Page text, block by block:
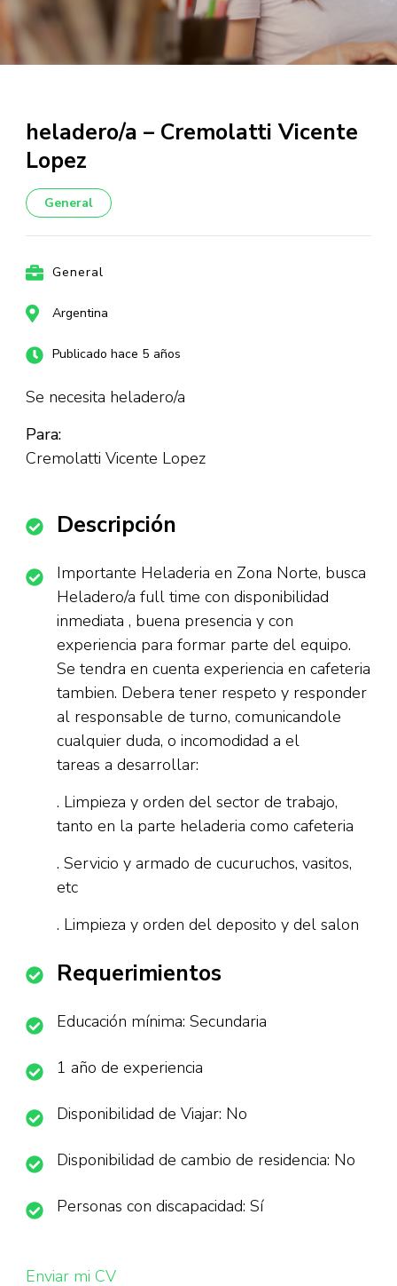
heladero/a – Cremolatti Vicente
Lopez
General
General
Argentina
Publicado hace 5 años
Se necesita heladero/a
Para:
Cremolatti Vicente Lopez
Descripción
Importante Heladeria en Zona Norte, busca
Heladero/a full time con disponibilidad
inmediata , buena presencia y con
experiencia para formar parte del equipo.
Se tendra en cuenta experiencia en cafeteria
tambien. Debera tener respeto y responder
al responsable de turno, comunicandole
cualquier duda, o incomodidad a el
tareas a desarrollar:
. Limpieza y orden del sector de trabajo,
tanto en la parte heladeria como cafeteria
. Servicio y armado de cucuruchos, vasitos,
etc
. Limpieza y orden del deposito y del salon
Requerimientos
Educación mínima: Secundaria
1 año de experiencia
Disponibilidad de Viajar: No
Disponibilidad de cambio de residencia: No
Personas con discapacidad: Sí
Enviar mi CV